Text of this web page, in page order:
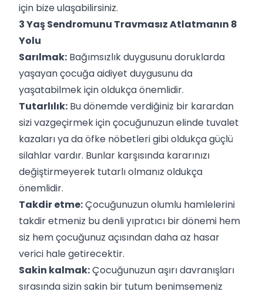
için bize ulaşabilirsiniz.
3 Yaş Sendromunu Travmasız Atlatmanın 8
Yolu
Sarılmak: Bağımsızlık duygusunu doruklarda
yaşayan çocuğa aidiyet duygusunu da
yaşatabilmek için oldukça önemlidir.
Tutarlılık: Bu dönemde verdiğiniz bir karardan
sizi vazgeçirmek için çocuğunuzun elinde tuvalet
kazaları ya da öfke nöbetleri gibi oldukça güçlü
silahlar vardır. Bunlar karşısında kararınızı
değiştirmeyerek tutarlı olmanız oldukça
önemlidir.
Takdir etme:Çocuğunuzun olumlu hamlelerini
takdir etmeniz bu denli yıpratıcı bir dönemi hem
siz hem çocuğunuz açısından daha az hasar
verici hale getirecektir.
Sakin kalmak:Çocuğunuzun aşırı davranışları
sırasında sizin sakin bir tutum benimsemeniz